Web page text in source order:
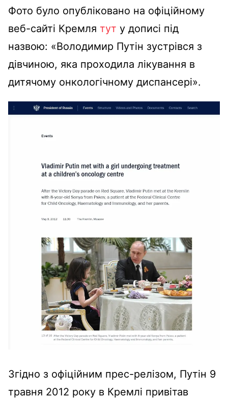
Фото було опубліковано на офіційному
веб-сайті Кремля тут у дописі під
назвою: «Володимир Путін зустрівся з
дівчиною, яка проходила лікування в
дитячому онкологічному диспансері».
Згідно з офіційним прес-релізом, Путін 9
травня 2012 року в Кремлі привітав